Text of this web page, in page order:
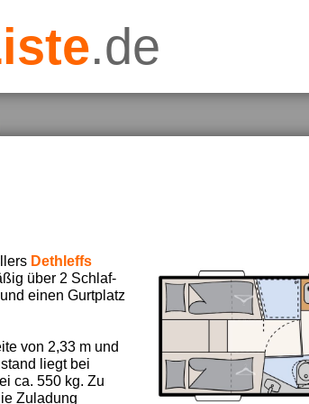
.de
Dethleffs
über 2 Schlaf-
einen Gurtplatz
von 2,33 m und
liegt bei
ca. 550 kg. Zu
Zuladung